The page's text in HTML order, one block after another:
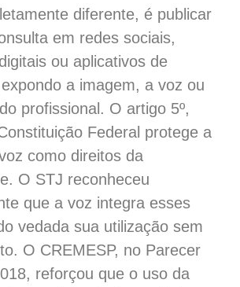
diferente, é publicar
em redes sociais,
ou aplicativos de
a imagem, a voz ou
profissional. O artigo 5º,
Federal protege a
como direitos da
O STJ reconheceu
que a voz integra esses
vedada sua utilização sem
O CREMESP, no Parecer
reforçou que o uso da